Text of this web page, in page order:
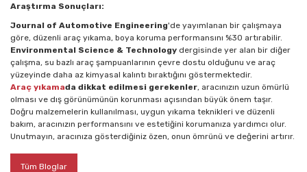
Araştırma Sonuçları:
Journal of Automotive Engineering'de yayımlanan bir çalışmaya
göre, düzenli araç yıkama, boya koruma performansını %30 artırabilir.
Environmental Science & Technology dergisinde yer alan bir diğer
çalışma, su bazlı araç şampuanlarının çevre dostu olduğunu ve araç
yüzeyinde daha az kimyasal kalıntı bıraktığını göstermektedir.
Araç yıkamada dikkat edilmesi gerekenler, aracınızın uzun ömürlü
olması ve dış görünümünün korunması açısından büyük önem taşır.
Doğru malzemelerin kullanılması, uygun yıkama teknikleri ve düzenli
bakım, aracınızın performansını ve estetiğini korumanıza yardımcı olur.
Unutmayın, aracınıza gösterdiğiniz özen, onun ömrünü ve değerini artırır.
Tüm Bloglar